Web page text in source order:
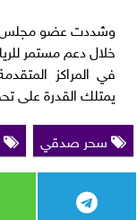
وشددت عضو مجلس
خلال دعم مستمر
في المراكز
يمتلك القدرة على
سحر صدقي